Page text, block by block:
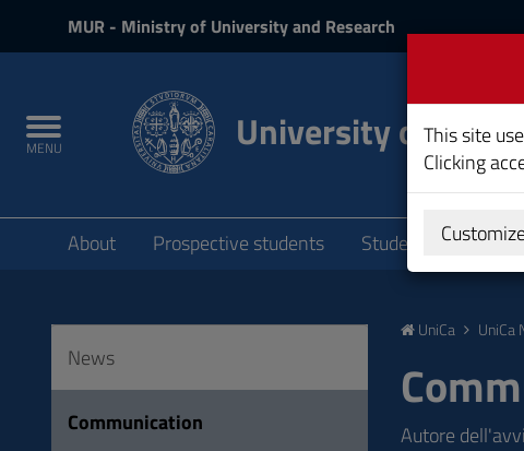
MUR - Ministry of University and Research
Toggle
navigation
MENU University of
Submenu
About Prospective students Students
UniCa UniCa
Autore
News
Communication
This site
Clicking